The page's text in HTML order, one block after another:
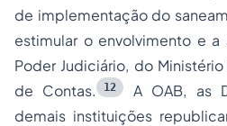
de implementação do
estimular o envolvimento e
Poder Judiciário, do
de Contas.
12
A OAB, as
demais instituições